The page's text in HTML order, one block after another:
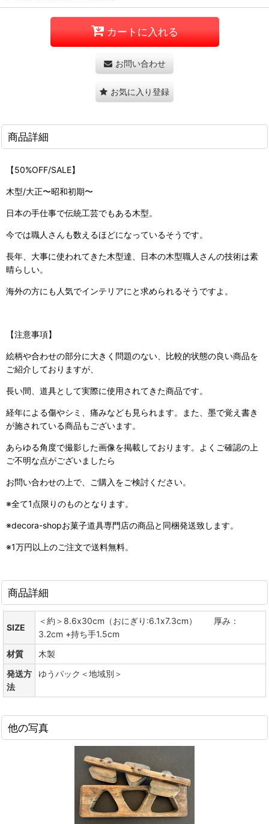
カートに入れる
お問い合わせ
お気に入り登録
商品詳細
【50%OFF/SALE】
木型/大正〜昭和初期〜
日本の手仕事で伝統工芸でもある木型。
今では職人さんも数えるほどになっているそうです。
長年、大事に使われてきた木型達、日本の木型職人さんの技術は素
晴らしい。
海外の方にも人気でインテリアにと求められるそうですよ。
【注意事項】
絵柄や合わせの部分に大きく問題のない、比較的状態の良い商品を
ご紹介しておりますが、
長い間、道具として実際に使用されてきた商品です。
経年による傷やシミ、痛みなども見られます。また、墨で覚え書き
が施されている商品もございます。
あらゆる角度で撮影した画像を掲載しております。よくご確認の上
ご不明な点がございましたら
お問い合わせの上で、ご購入をご検討ください。
※全て1点限りのものとなります。
※decora-shopお菓子道具専門店の商品と同梱発送致します。
※1万円以上のご注文で送料無料。
商品詳細
SIZE
＜約＞8.6x30cm（おにぎり:6.1x7.3cm） 厚み：
3.2cm +持ち手1.5cm
材質
木製
発送方
法
ゆうパック＜地域別＞
他の写真